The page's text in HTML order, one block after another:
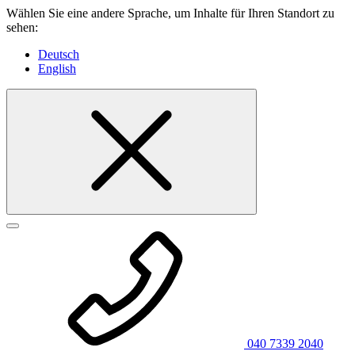
Wählen Sie eine andere Sprache, um Inhalte für Ihren Standort zu
sehen:
Deutsch
English
040 7339 2040